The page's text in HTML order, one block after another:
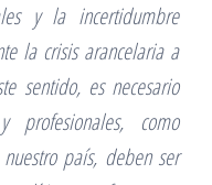
y la incertidumbre
la crisis arancelaria a
sentido, es necesario
profesionales, como
país, deben ser